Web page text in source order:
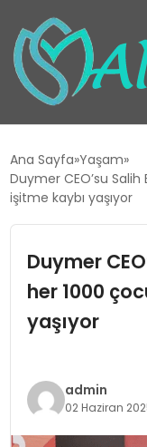
EĞITIM
GÜNDEM
MAGAZIN
SIYASET
SPOR
Ana Sayfa Yaşam
Duymer CEO’su
işitme kaybı yaşıyor
Duymer
her 1000
yaşıyor
admin
02 Haziran